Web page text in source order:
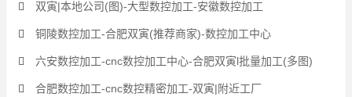
双寅|本地公司(图)-大型数控加工-安徽数控加工
铜陵数控加工-合肥双寅(推荐商家)-数控加工中心
六安数控加工-cnc数控加工中心-合肥双寅l批量加工(多图)
合肥数控加工-cnc数控精密加工-双寅|附近工厂